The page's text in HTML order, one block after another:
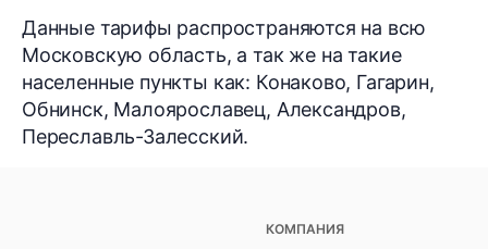
Данные тарифы распространяются на всю
Московскую область, а так же на такие
населенные пункты как: Конаково, Гагарин,
Обнинск, Малоярославец, Александров,
Переславль-Залесский.
КОМПАНИЯ